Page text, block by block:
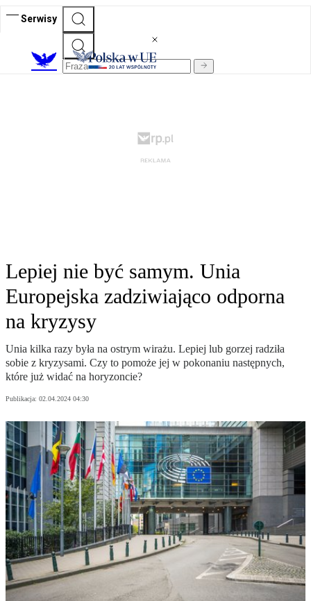
Serwisy
Lepiej nie być samym. Unia
Europejska zadziwiająco odporna
na kryzysy
Unia kilka razy była na ostrym wirażu. Lepiej lub gorzej radziła
sobie z kryzysami. Czy to pomoże jej w pokonaniu następnych,
które już widać na horyzoncie?
Publikacja: 02.04.2024 04:30